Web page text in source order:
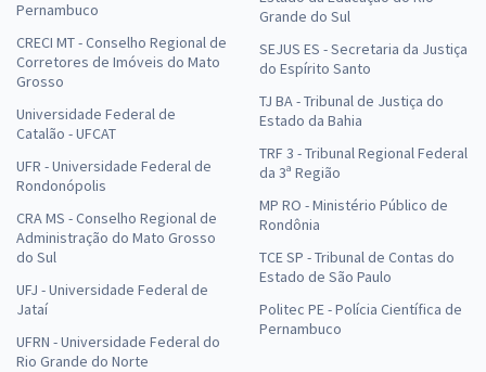
Pernambuco
CRECI MT - Conselho Regional de
Corretores de Imóveis do Mato
Grosso
Universidade Federal de
Catalão - UFCAT
UFR - Universidade Federal de
Rondonópolis
CRA MS - Conselho Regional de
Administração do Mato Grosso
do Sul
UFJ - Universidade Federal de
Jataí
UFRN - Universidade Federal do
Rio Grande do Norte
Grande do Sul
SEJUS ES - Secretaria da Justiça
do Espírito Santo
TJ BA - Tribunal de Justiça do
Estado da Bahia
TRF 3 - Tribunal Regional Federal
da 3ª Região
MP RO - Ministério Público de
Rondônia
TCE SP - Tribunal de Contas do
Estado de São Paulo
Politec PE - Polícia Científica de
Pernambuco